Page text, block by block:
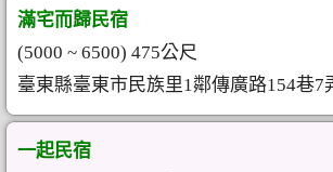
滿宅而歸民宿
(5000 ~ 6500) 475公尺
臺東縣臺東市民族里1鄰傳廣路154巷7
一起民宿